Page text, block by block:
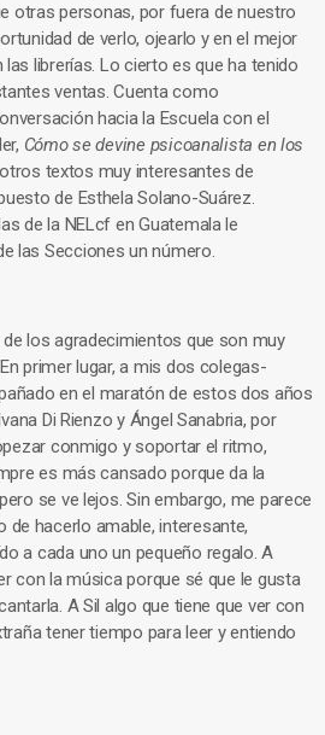
otras personas, por fuera de nuestro
de verlo, ojearlo y en el mejor
librerías. Lo cierto es que ha tenido
ventas. Cuenta como
hacia la Escuela con el
Cómo se devine psicoanalista en los
textos muy interesantes de
de Esthela Solano-Suárez.
de la NELcf en Guatemala le
las Secciones un número.
los agradecimientos que son muy
primer lugar, a mis dos colegas-
en el maratón de estos dos años
Di Rienzo y Ángel Sanabria, por
conmigo y soportar el ritmo,
es más cansado porque da la
se ve lejos. Sin embargo, me parece
hacerlo amable, interesante,
a cada uno un pequeño regalo. A
con la música porque sé que le gusta
A Sil algo que tiene que ver con
tener tiempo para leer y entiendo